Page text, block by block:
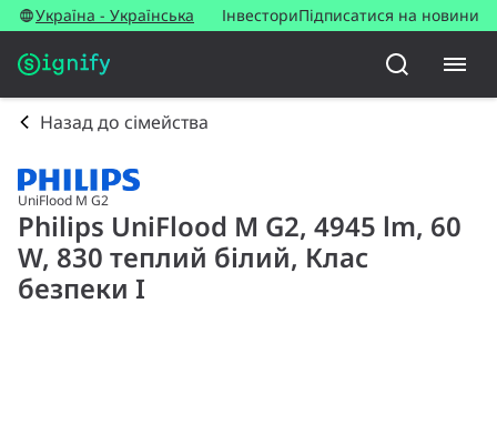
Україна - Українська ІнвесториПідписатися на новини
Назад до сімейства
UniFlood M G2
Philips UniFlood M G2, 4945 lm, 60
W, 830 теплий білий, Клас
безпеки I